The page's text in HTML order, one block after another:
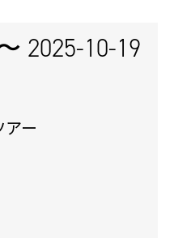
2025-10-19
ー